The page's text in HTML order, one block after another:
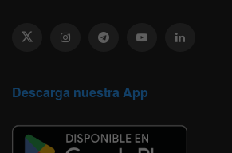
Descarga nuestra App